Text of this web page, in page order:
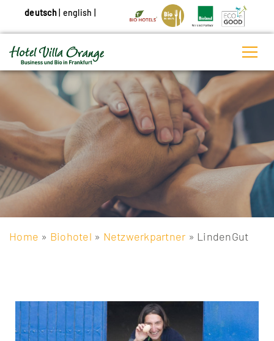
deutsch| english
Home » Biohotel » Netzwerkpartner » LindenGut